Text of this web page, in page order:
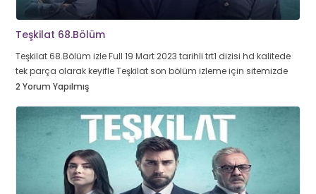
Teşkilat 68.Bölüm
Teşkilat 68.Bölüm izle Full 19 Mart 2023 tarihli trt1 dizisi hd kalitede
tek parça olarak keyifle Teşkilat son bölüm izleme için sitemizde
2 Yorum Yapılmış